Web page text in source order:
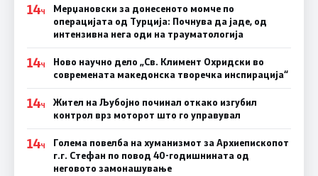
14Ч
Мерџановски за донесеното момче по
операцијата од Турција: Почнува да јаде, од
интензивна нега оди на трауматологија
14Ч
Ново научно дело „Св. Климент Охридски во
современата македонска творечка инспирација“
14Ч
Жител на Љубојно починал откако изгубил
контрол врз моторот што го управувал
14Ч
Голема повелба на хуманизмот за Архиепископот
г.г. Стефан по повод 40-годишнината од
неговото замонашување